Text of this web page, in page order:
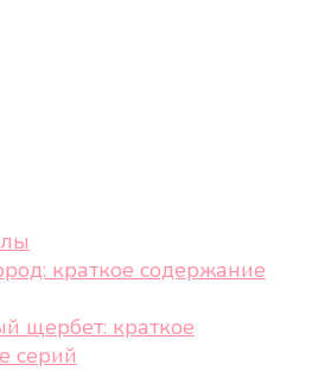
краткое содержание
щербет: краткое
серий